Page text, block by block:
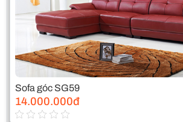
Sofa góc SG59
14.000.000đ